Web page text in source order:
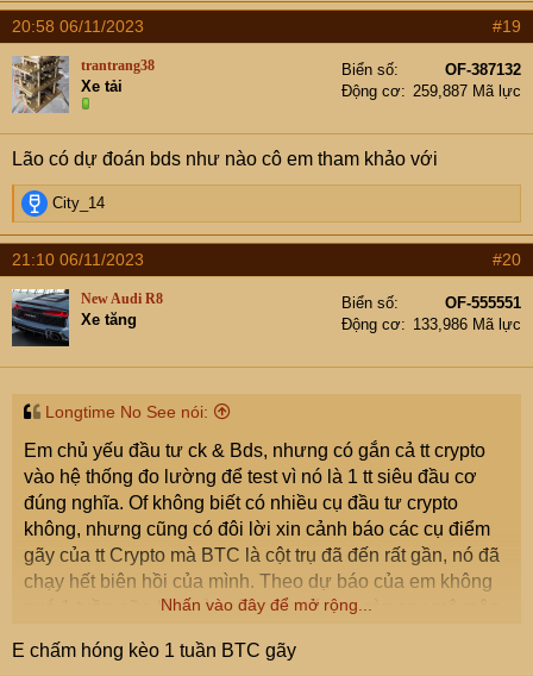
a
c
t
i
o
n
s
:
20:58 06/11/2023 #19
trantrang38
Xe tải
Biển số
OF-387132
Động cơ
259,887 Mã lực
Lão có dự đoán bds như nào cô em tham khảo với
R
e
a
c
t
i
o
n
s
City_14
21:10 06/11/2023 #20
New Audi R8
Xe tăng
Biển số
OF-555551
Động cơ
133,986 Mã lực
Longtime No See nói:
Em chủ yếu đầu tư ck & Bds, nhưng có gắn cả tt crypto
vào hệ thống đo lường để test vì nó là 1 tt siêu đầu cơ
đúng nghĩa. Of không biết có nhiều cụ đầu tư crypto
không, nhưng cũng có đôi lời xin cảnh báo các cụ điểm
gãy của tt Crypto mà BTC là cột trụ đã đến rất gần, nó đã
chạy hết biên hồi của mình. Theo dự báo của em không
quá 1 tuần nữa là tt này sập gãy, các cụ còn say mê môn
chảy ra sàn nước ngoài thì khổ.
Nhấn vào đây để mở rộng...
E chấm hóng kèo 1 tuần BTC gãy